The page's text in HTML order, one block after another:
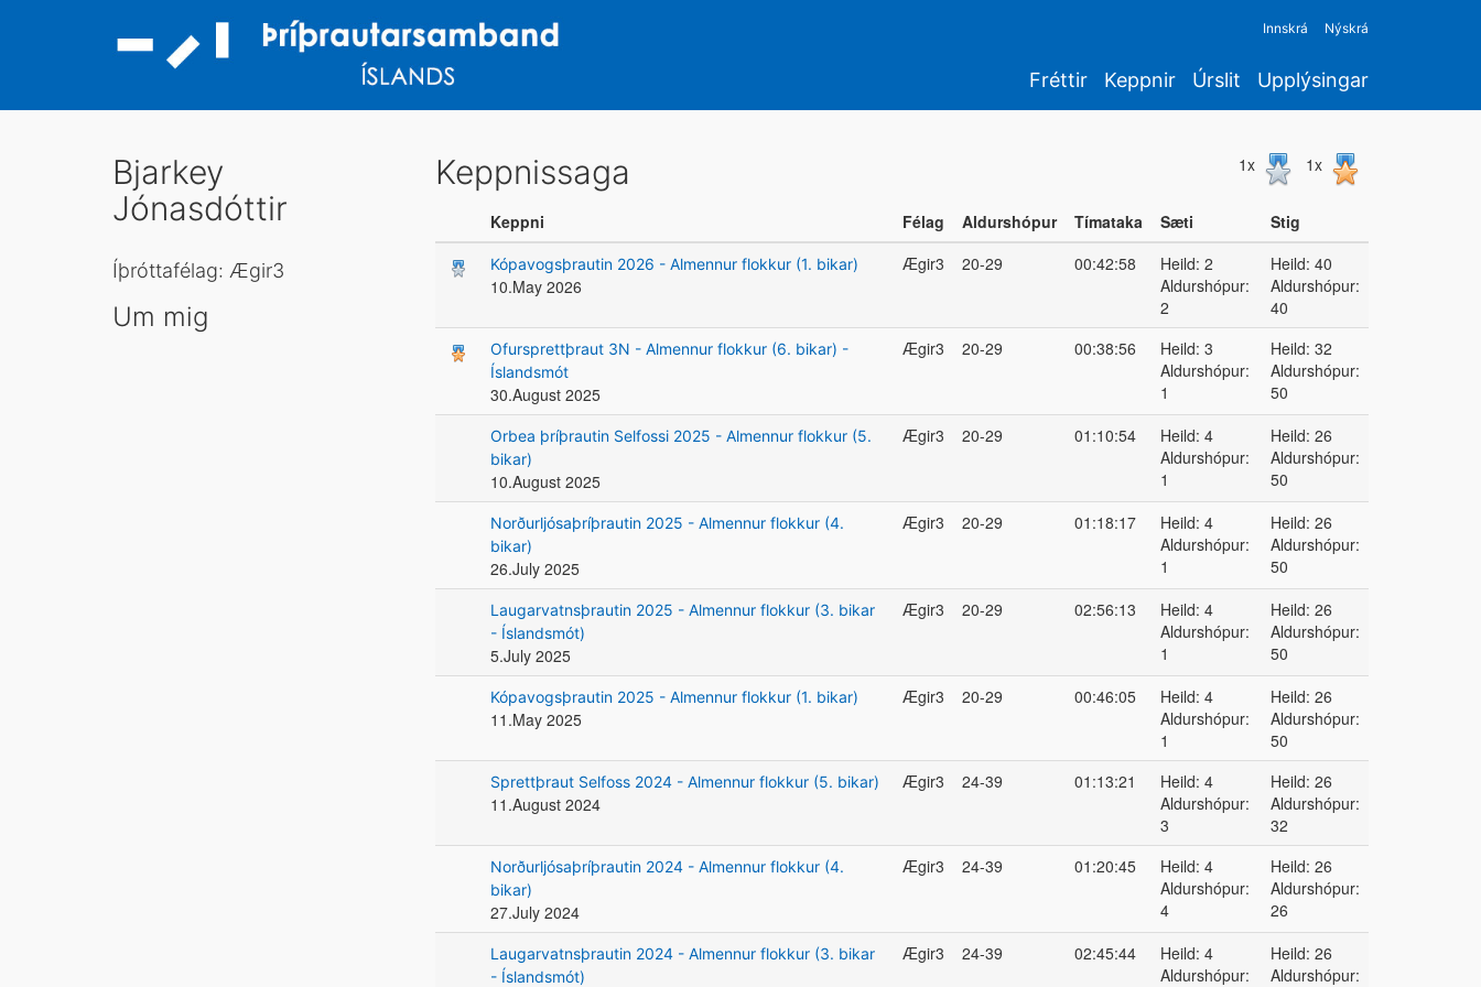
Nýskrá
Innskrá
Fréttir Keppnir Úrslit Upplýsingar
Bjarkey
Jónasdóttir
Íþróttafélag: Ægir3
Um mig
Keppnissaga 1x 1x
Keppni Félag Aldurshópur Tímataka Sæti Stig
Kópavogsþrautin 2026 - Almennur flokkur (1. bikar)
10.May 2026
Ægir3 20-29 00:42:58
Heild: 2
Aldurshópur:
2
Heild: 40
Aldurshópur:
40
Ofursprettþraut 3N - Almennur flokkur (6. bikar) -
Íslandsmót
30.August 2025
Ægir3 20-29 00:38:56
Heild: 3
Aldurshópur:
1
Heild: 32
Aldurshópur:
50
Orbea þríþrautin Selfossi 2025 - Almennur flokkur (5.
bikar)
10.August 2025
Ægir3 20-29 01:10:54
Heild: 4
Aldurshópur:
1
Heild: 26
Aldurshópur:
50
Norðurljósaþríþrautin 2025 - Almennur flokkur (4.
bikar)
26.July 2025
Ægir3 20-29 01:18:17
Heild: 4
Aldurshópur:
1
Heild: 26
Aldurshópur:
50
Laugarvatnsþrautin 2025 - Almennur flokkur (3. bikar
- Íslandsmót)
5.July 2025
Ægir3 20-29 02:56:13
Heild: 4
Aldurshópur:
1
Heild: 26
Aldurshópur:
50
Kópavogsþrautin 2025 - Almennur flokkur (1. bikar)
11.May 2025
Ægir3 20-29 00:46:05
Heild: 4
Aldurshópur:
1
Heild: 26
Aldurshópur:
50
Sprettþraut Selfoss 2024 - Almennur flokkur (5. bikar)
11.August 2024
Ægir3 24-39 01:13:21
Heild: 4
Aldurshópur:
3
Heild: 26
Aldurshópur:
32
Norðurljósaþríþrautin 2024 - Almennur flokkur (4.
bikar)
27.July 2024
Ægir3 24-39 01:20:45
Heild: 4
Aldurshópur:
4
Heild: 26
Aldurshópur:
26
Laugarvatnsþrautin 2024 - Almennur flokkur (3. bikar
- Íslandsmót)
Ægir3 24-39 02:45:44
Heild: 4
Aldurshópur:
Heild: 26
Aldurshópur: